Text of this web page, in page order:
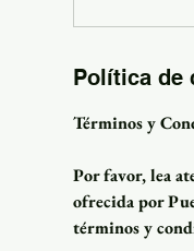
Política de
Términos y
Por favor, lea
ofrecida por
términos y